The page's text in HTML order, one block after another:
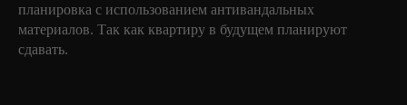
планировка с использованием антивандальных
материалов. Так как квартиру в будущем планируют
сдавать.